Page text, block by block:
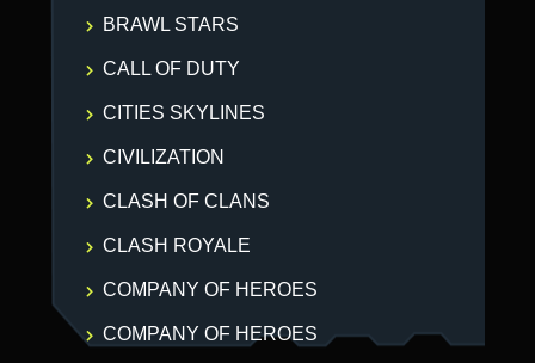
BRAWL STARS
CALL OF DUTY
CITIES SKYLINES
CIVILIZATION
CLASH OF CLANS
CLASH ROYALE
COMPANY OF HEROES
COMPANY OF HEROES